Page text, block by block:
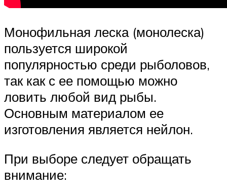
Монофильная леска (монолеска)
пользуется широкой
популярностью среди рыболовов,
так как с ее помощью можно
ловить любой вид рыбы.
Основным материалом ее
изготовления является нейлон.
При выборе следует обращать
внимание: